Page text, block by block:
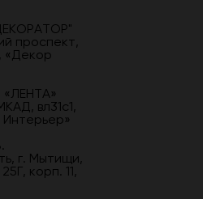
проспект,
«Декор
вл31с1,
г. Мытищи,
корп. 11,